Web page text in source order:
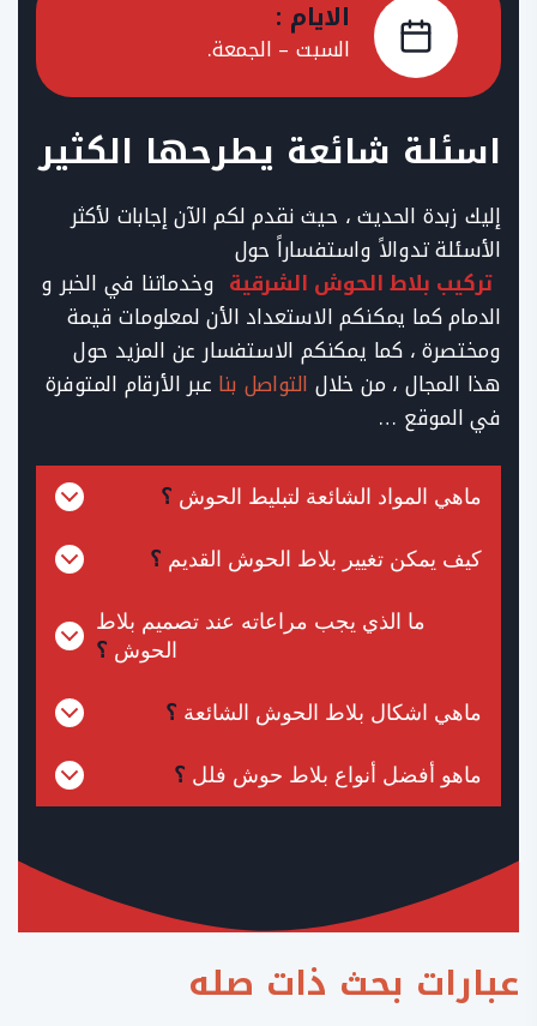
الايام :
السبت – الجمعة.
اسئلة شائعة يطرحها الكثير
إليك زبدة الحديث ، حيث نقدم لكم الآن إجابات لأكثر
الأسئلة تدوالاً واستفساراً حول
تركيب بلاط الحوش الشرقية وخدماتنا في الخبر و
الدمام كما يمكنكم الاستعداد الأن لمعلومات قيمة
ومختصرة ، كما يمكنكم الاستفسار عن المزيد حول
هذا المجال ، من خلال التواصل بنا عبر الأرقام المتوفرة
في الموقع …
ماهي المواد الشائعة لتبليط الحوش ؟
كيف يمكن تغيير بلاط الحوش القديم ؟
ما الذي يجب مراعاته عند تصميم بلاط
الحوش ؟
ماهي اشكال بلاط الحوش الشائعة ؟
ماهو أفضل أنواع بلاط حوش فلل ؟
عبارات بحث ذات صله